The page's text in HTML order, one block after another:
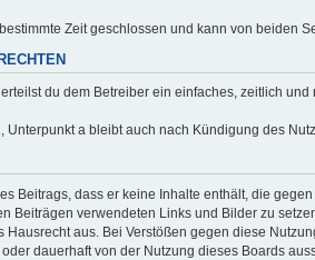
Zeit geschlossen und kann von beiden
du dem Betreiber ein einfaches, zeitlich
Unterpunkt a bleibt auch nach Kündigung des
Beitrags, dass er keine Inhalte enthält, die
Beiträgen verwendeten Links und Bilder zu
Hausrecht aus. Bei Verstößen gegen diese
dauerhaft von der Nutzung dieses Boards